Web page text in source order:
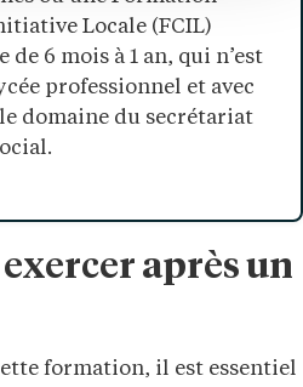
Locale (FCIL)
de 6 mois à 1 an, qui n’est
professionnel et avec
domaine du secrétariat
après un
formation, il est essentiel